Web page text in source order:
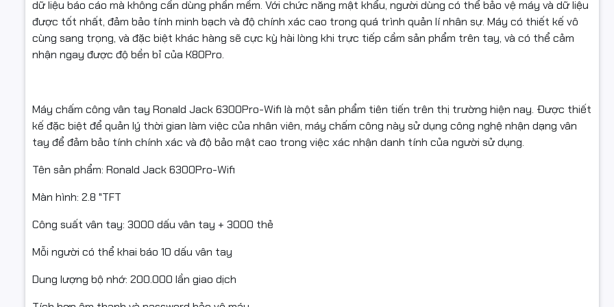
dữ liệu báo cáo mà không cần dùng phần mềm. Với chức năng mật khẩu, người dùng có thể bảo vệ máy và dữ liệu
được tốt nhất, đảm bảo tính minh bạch và độ chính xác cao trong quá trình quản lí nhân sự. Máy có thiết kế vô
cùng sang trọng, và đặc biệt khác hàng sẽ cực kỳ hài lòng khi trực tiếp cầm sản phẩm trên tay, và có thể cảm
nhận ngay được độ bền bỉ của K80Pro.
Máy chấm công vân tay Ronald Jack 6300Pro-Wifi là một sản phẩm tiên tiến trên thị trường hiện nay. Được thiết
kế đặc biệt để quản lý thời gian làm việc của nhân viên, máy chấm công này sử dụng công nghệ nhận dạng vân
tay để đảm bảo tính chính xác và độ bảo mật cao trong việc xác nhận danh tính của người sử dụng.
Tên sản phẩm: Ronald Jack 6300Pro-Wifi
Màn hình: 2.8 "TFT
Công suất vân tay: 3000 dấu vân tay + 3000 thẻ
Mỗi người có thể khai báo 10 dấu vân tay
Dung lượng bộ nhớ: 200.000 lần giao dịch
Dữ liệu lưu trong máy không bị mất khi xãy ra cúp điện.
Kết nối: Wifi, USB, Password bảo vệ máy
Xác minh Thời gian: ≤0.5 sec
Nhiệt độ hoạt động: 0 ° C-45 ° C